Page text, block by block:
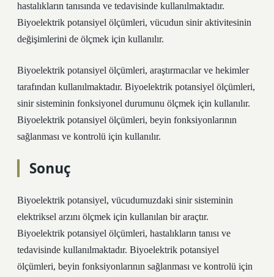
hastalıkların tanısında ve tedavisinde kullanılmaktadır.
Biyoelektrik potansiyel ölçümleri, vücudun sinir aktivitesinin
değişimlerini de ölçmek için kullanılır.
Biyoelektrik potansiyel ölçümleri, araştırmacılar ve hekimler
tarafından kullanılmaktadır. Biyoelektrik potansiyel ölçümleri,
sinir sisteminin fonksiyonel durumunu ölçmek için kullanılır.
Biyoelektrik potansiyel ölçümleri, beyin fonksiyonlarının
sağlanması ve kontrolü için kullanılır.
Sonuç
Biyoelektrik potansiyel, vücudumuzdaki sinir sisteminin
elektriksel arzını ölçmek için kullanılan bir araçtır.
Biyoelektrik potansiyel ölçümleri, hastalıkların tanısı ve
tedavisinde kullanılmaktadır. Biyoelektrik potansiyel
ölçümleri, beyin fonksiyonlarının sağlanması ve kontrolü için